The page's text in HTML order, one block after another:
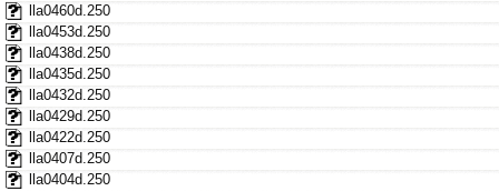
lla0460d.250
lla0453d.250
lla0438d.250
lla0435d.250
lla0432d.250
lla0429d.250
lla0422d.250
lla0407d.250
lla0404d.250